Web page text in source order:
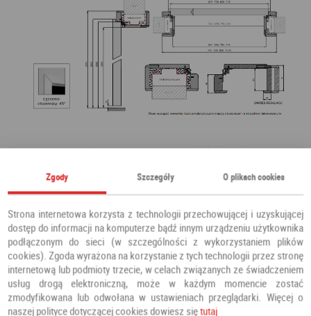
Zgody Szczegóły O plikach cookies
Strona internetowa korzysta z technologii przechowującej i uzyskującej
dostęp do informacji na komputerze bądź innym urządzeniu użytkownika
podłączonym do sieci (w szczególności z wykorzystaniem plików
cookies). Zgoda wyrażona na korzystanie z tych technologii przez stronę
internetową lub podmioty trzecie, w celach związanych ze świadczeniem
usług drogą elektroniczną, może w każdym momencie zostać
zmodyfikowana lub odwołana w ustawieniach przeglądarki. Więcej o
naszej polityce dotyczącej cookies dowiesz siętutaj